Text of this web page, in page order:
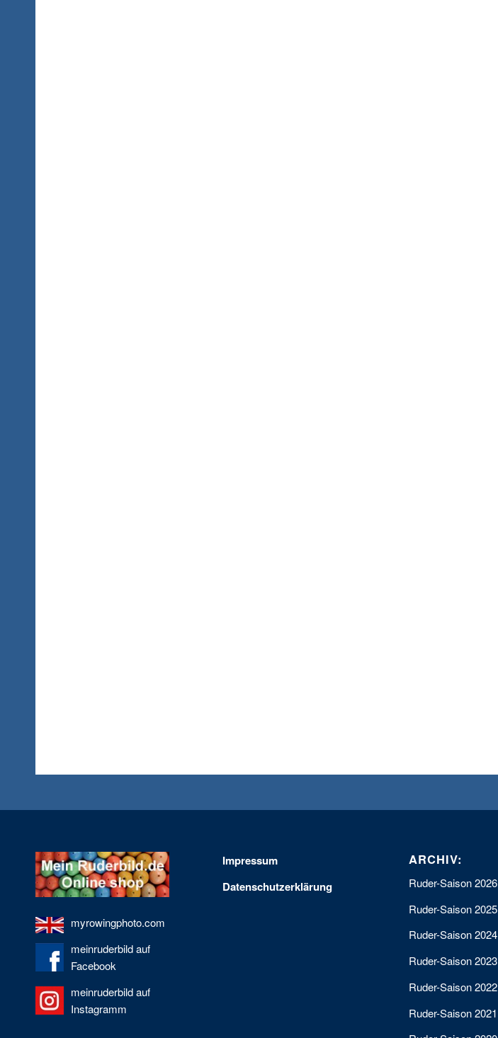
myrowingphoto.com
meinruderbild auf
Facebook
meinruderbild auf
Instagramm
Impressum
Datenschutzerklärung
ARCHIV:
Ruder-Saison 2026
Ruder-Saison 2025
Ruder-Saison 2024
Ruder-Saison 2023
Ruder-Saison 2022
Ruder-Saison 2021